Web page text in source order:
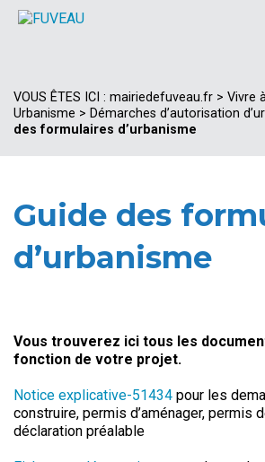
VOUS ÊTES ICI : mairiedefuveau.fr > Vivre
Urbanisme > Démarches d’autorisation
des formulaires d’urbanisme
Guide des
d’urbanisme
Vous trouverez ici tous les
fonction de votre projet.
Notice explicative-51434 pour les
construire, permis d’aménager, permis
déclaration préalable